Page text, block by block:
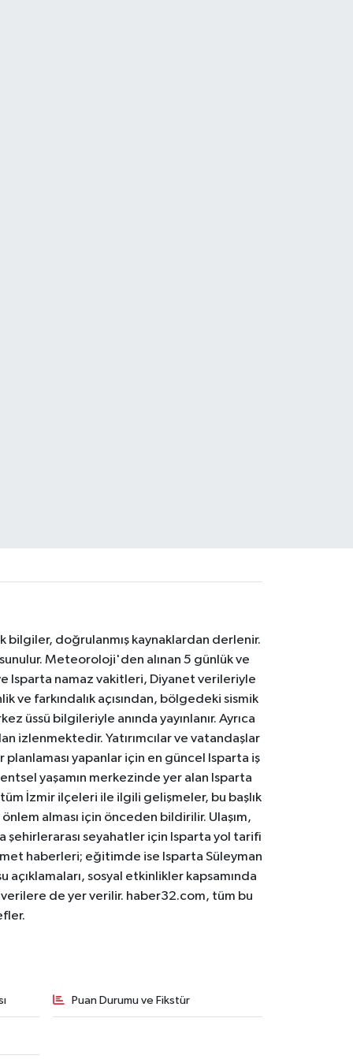
bilgiler, doğrulanmış kaynaklardan derlenir.
Meteoroloji'den alınan 5 günlük ve
Isparta namaz vakitleri, Diyanet verileriyle
ve farkındalık açısından, bölgedeki sismik
üssü bilgileriyle anında yayınlanır. Ayrıca
izlenmektedir. Yatırımcılar ve vatandaşlar
planlaması yapanlar için en güncel Isparta iş
yaşamın merkezinde yer alan Isparta
tüm İzmir ilçeleri ile ilgili gelişmeler, bu başlık
alması için önceden bildirilir. Ulaşım,
şehirlerarası seyahatler için Isparta yol tarifi
haberleri; eğitimde ise Isparta Süleyman
sosyal etkinlikler kapsamında
de yer verilir. haber32.com, tüm bu
Puan Durumu ve Fikstür